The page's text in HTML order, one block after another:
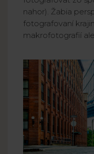
nahor). Žabia
fotografovaní
makrofotografií